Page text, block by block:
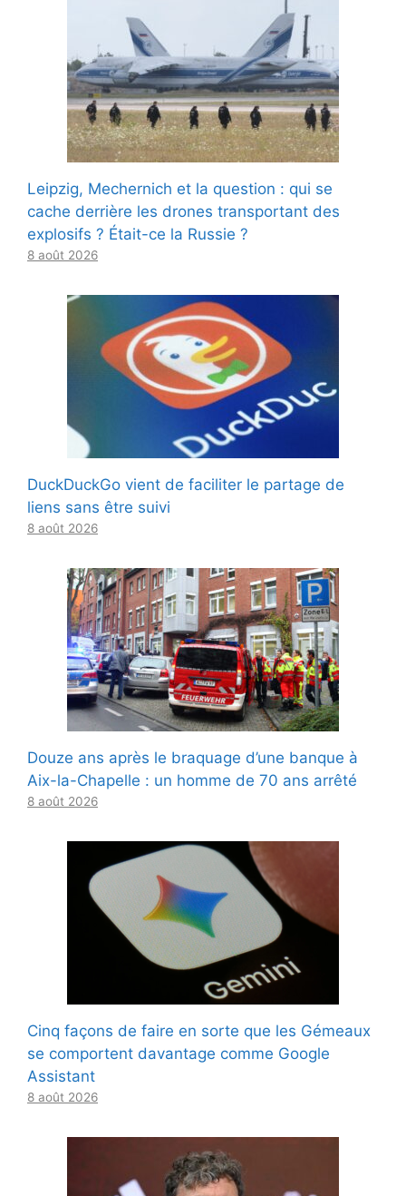
Leipzig, Mechernich et la question : qui se
cache derrière les drones transportant des
explosifs ? Était-ce la Russie ?
8 août 2026
DuckDuckGo vient de faciliter le partage de
liens sans être suivi
8 août 2026
Douze ans après le braquage d’une banque à
Aix-la-Chapelle : un homme de 70 ans arrêté
8 août 2026
Cinq façons de faire en sorte que les Gémeaux
se comportent davantage comme Google
Assistant
8 août 2026